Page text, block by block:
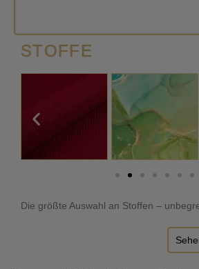
STOFFE
Die größte Auswahl an Stoffen –